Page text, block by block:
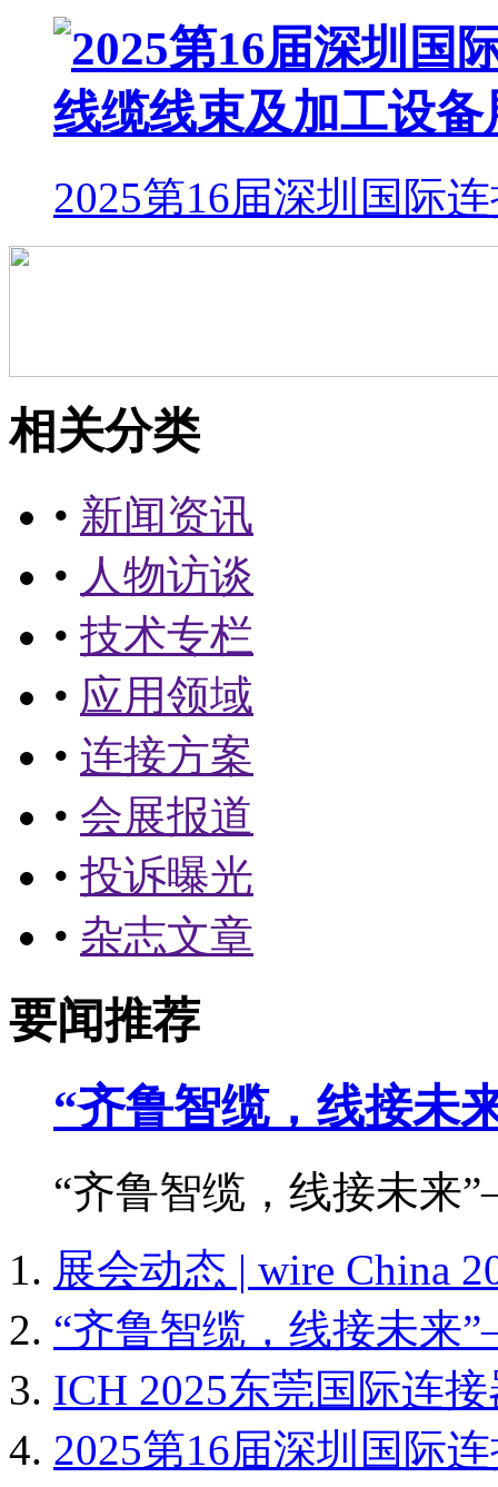
2025第16届深圳国际
相关分类
• 新闻资讯
• 人物访谈
• 技术专栏
• 应用领域
• 连接方案
• 会展报道
• 投诉曝光
• 杂志文章
要闻推荐
“齐鲁智缆，线接未
“齐鲁智缆，线接未来
展会动态 | wire China
“齐鲁智缆，线接未来
ICH 2025东莞国际连
2025第16届深圳国际